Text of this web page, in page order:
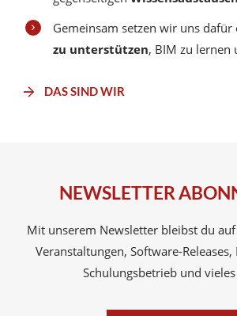
Gemeinsam setzen wir uns dafür
zu unterstützen, BIM zu lernen
DAS SIND WIR
NEWSLETTER
Mit unserem Newsletter bleibst du
Veranstaltungen, Software-Releases,
Schulungsbetrieb und